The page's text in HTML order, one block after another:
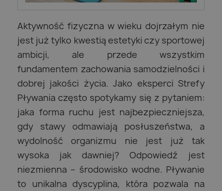
Aktywność fizyczna w wieku dojrzałym nie
jest już tylko kwestią estetyki czy sportowej
ambicji, ale przede wszystkim
fundamentem zachowania samodzielności i
dobrej jakości życia. Jako eksperci Strefy
Pływania często spotykamy się z pytaniem:
jaka forma ruchu jest najbezpieczniejsza,
gdy stawy odmawiają posłuszeństwa, a
wydolność organizmu nie jest już tak
wysoka jak dawniej? Odpowiedź jest
niezmienna – środowisko wodne. Pływanie
to unikalna dyscyplina, która pozwala na